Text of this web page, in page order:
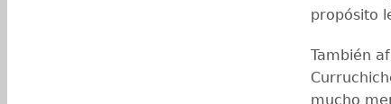
propósito
También
mucho